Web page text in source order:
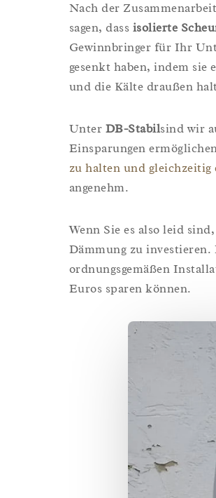
Nach der
sagen, dass isolierte
Gewinnbringer für Ihr
gesenkt haben, indem
und die Kälte draußen
Unter DB-Stabilsind wir
Einsparungen
zu halten und gleichzeitig
angenehm.
Wenn Sie es also leid
Dämmung zu
ordnungsgemäßen
Euros sparen können.